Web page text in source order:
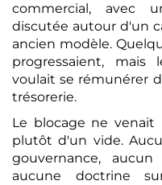
commercial, avec
discutée autour d'un
ancien modèle.
progressaient, mais
voulait se rémunérer
trésorerie.
Le blocage ne
plutôt d'un vide.
gouvernance,
aucune doctrine